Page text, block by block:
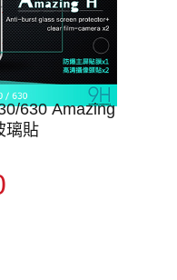
630 Amazing
璃貼